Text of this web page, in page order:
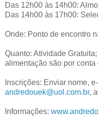
Das 12h00 às 14h00:
Das 14h00 às 17h00:
Onde: Ponto de encontro
Quanto: Atividade
alimentação são por
Inscrições: Enviar nome,
andredouek@uol.com.br,
Informações: